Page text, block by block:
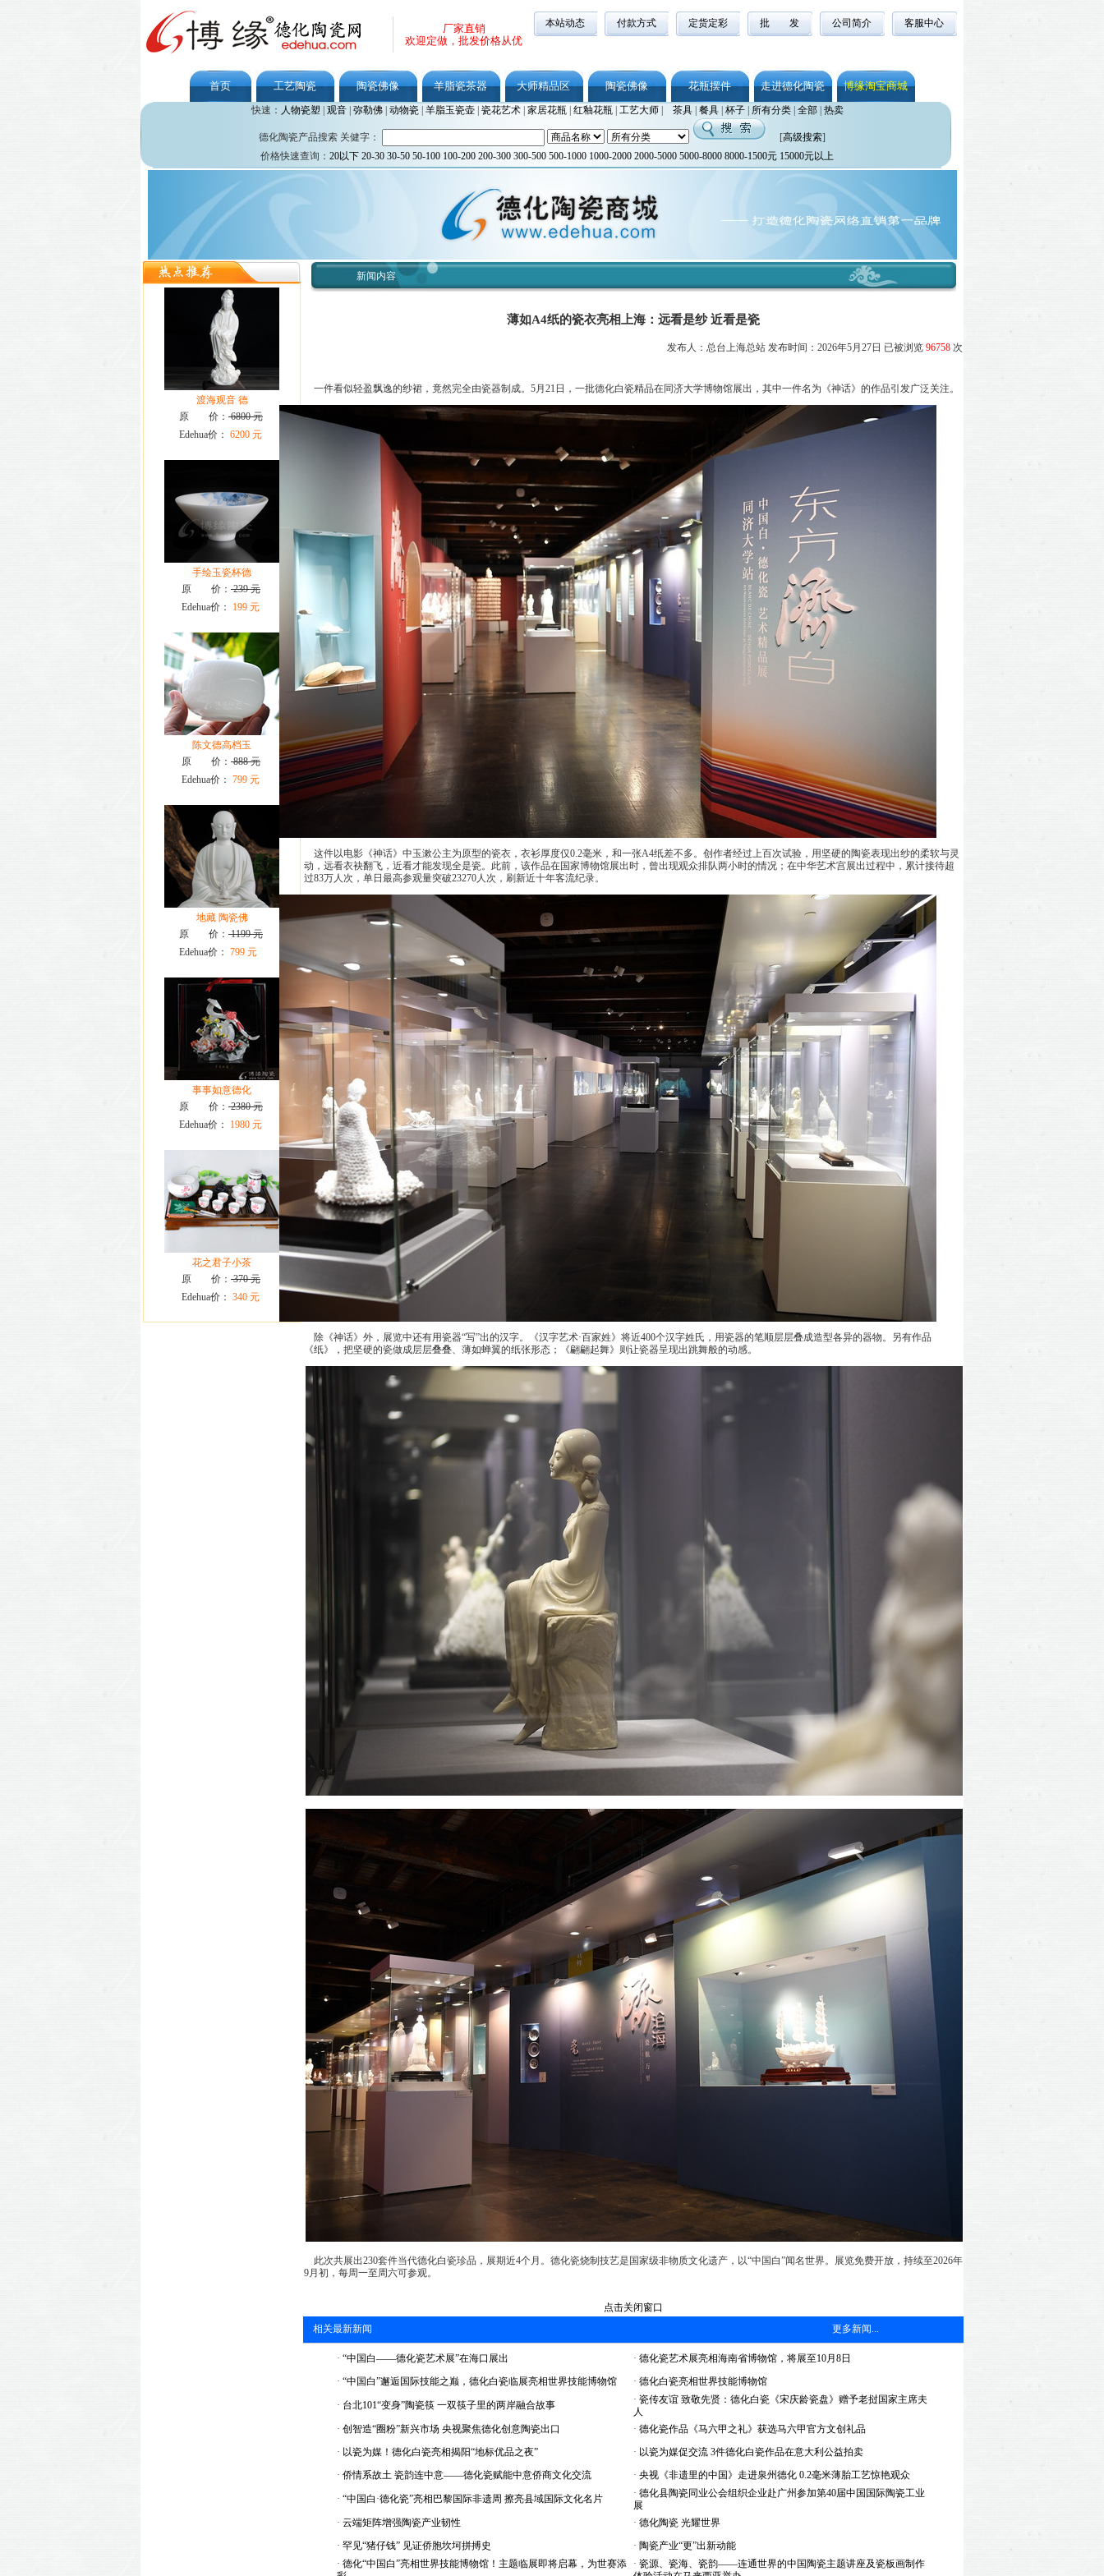
厂家直销
欢迎定做，批发价格从优
本站动态 付款方式 定货定彩 批 发 公司简介 客服中心
首页 工艺陶瓷 陶瓷佛像 羊脂瓷茶器 大师精品区 陶瓷佛像 花瓶摆件 走进德化陶瓷 博缘淘宝商城
快速： 人物瓷塑 观音| 弥勒佛| 动物瓷| 羊脂玉瓷壶| 瓷花艺术| 家居花瓶| 红釉花瓶| 工艺大师| 茶具| 餐具| 杯子| 所有分类| 全部| 热卖
德化陶瓷产品搜索 关健字： [高级搜索]
价格快速查询： 20以下 20-30 30-50 50-100 100-200 200-300 300-500 500-1000 1000-2000 2000-5000 5000-8000 8000-1500元 15000元以上
渡海观音 德
原 价： 6800 元
Edehua价： 6200 元
手绘玉瓷杯德
原 价： 239 元
Edehua价：
199 元
陈文德高档玉
原 价： 888 元
Edehua价： 799 元
地藏 陶瓷佛
原 价： 1199 元
Edehua价： 799 元
事事如意德化
原 价： 2380 元
Edehua价：
1980 元
花之君子小茶
原 价： 370 元
Edehua价： 340 元
新闻内容
薄如A4纸的瓷衣亮相上海：远看是纱 近看是瓷
发布人：总台上海总站 发布时间：2026年5月27日 已被浏览 96758 次
一件看似轻盈飘逸的纱裙，竟然完全由瓷器制成。5月21日，一批德化白瓷精品在同济大学博物馆展出，其中一件名为《神话》的作品引发广泛关注。
这件以电影《神话》中玉漱公主为原型的瓷衣，衣衫厚度仅0.2毫米，和一张A4纸差不多。创作者经过上百次试验，用坚硬的陶瓷表现出纱的柔软与灵
动，远看衣袂翻飞，近看才能发现全是瓷。此前，该作品在国家博物馆展出时，曾出现观众排队两小时的情况；在中华艺术宫展出过程中，累计接待超
过83万人次，单日最高参观量突破23270人次，刷新近十年客流纪录。
除《神话》外，展览中还有用瓷器“写”出的汉字。《汉字艺术·百家姓》将近400个汉字姓氏，用瓷器的笔顺层层叠成造型各异的器物。另有作品
《纸》，把坚硬的瓷做成层层叠叠、薄如蝉翼的纸张形态；《翩翩起舞》则让瓷器呈现出跳舞般的动感。
此次共展出230套件当代德化白瓷珍品，展期近4个月。德化瓷烧制技艺是国家级非物质文化遗产，以“中国白”闻名世界。展览免费开放，持续至2026年
9月初，每周一至周六可参观。
点击关闭窗口
相关最新新闻
更多新闻...
· “中国白——德化瓷艺术展”在海口展出 · 德化瓷艺术展亮相海南省博物馆，将展至10月8日
· “中国白”邂逅国际技能之巅，德化白瓷临展亮相世界技能博物馆 · 德化白瓷亮相世界技能博物馆
· 台北101“变身”陶瓷筷 一双筷子里的两岸融合故事 · 瓷传友谊 致敬先贤：德化白瓷《宋庆龄瓷盘》赠予老挝国家主席夫
人
· 创智造“圈粉”新兴市场 央视聚焦德化创意陶瓷出口 · 德化瓷作品《马六甲之礼》获选马六甲官方文创礼品
· 以瓷为媒！德化白瓷亮相揭阳“地标优品之夜” · 以瓷为媒促交流 3件德化白瓷作品在意大利公益拍卖
· 侨情系故土 瓷韵连中意——德化瓷赋能中意侨商文化交流 · 央视《非遗里的中国》走进泉州德化 0.2毫米薄胎工艺惊艳观众
· “中国白·德化瓷”亮相巴黎国际非遗周 擦亮县域国际文化名片 · 德化县陶瓷同业公会组织企业赴广州参加第40届中国国际陶瓷工业
展
· 云端矩阵增强陶瓷产业韧性 · 德化陶瓷 光耀世界
· 罕见“猪仔钱” 见证侨胞坎坷拼搏史 · 陶瓷产业“更”出新动能
· 德化“中国白”亮相世界技能博物馆！主题临展即将启幕，为世赛添
· 瓷源、瓷海、瓷韵——连通世界的中国陶瓷主题讲座及瓷板画制作